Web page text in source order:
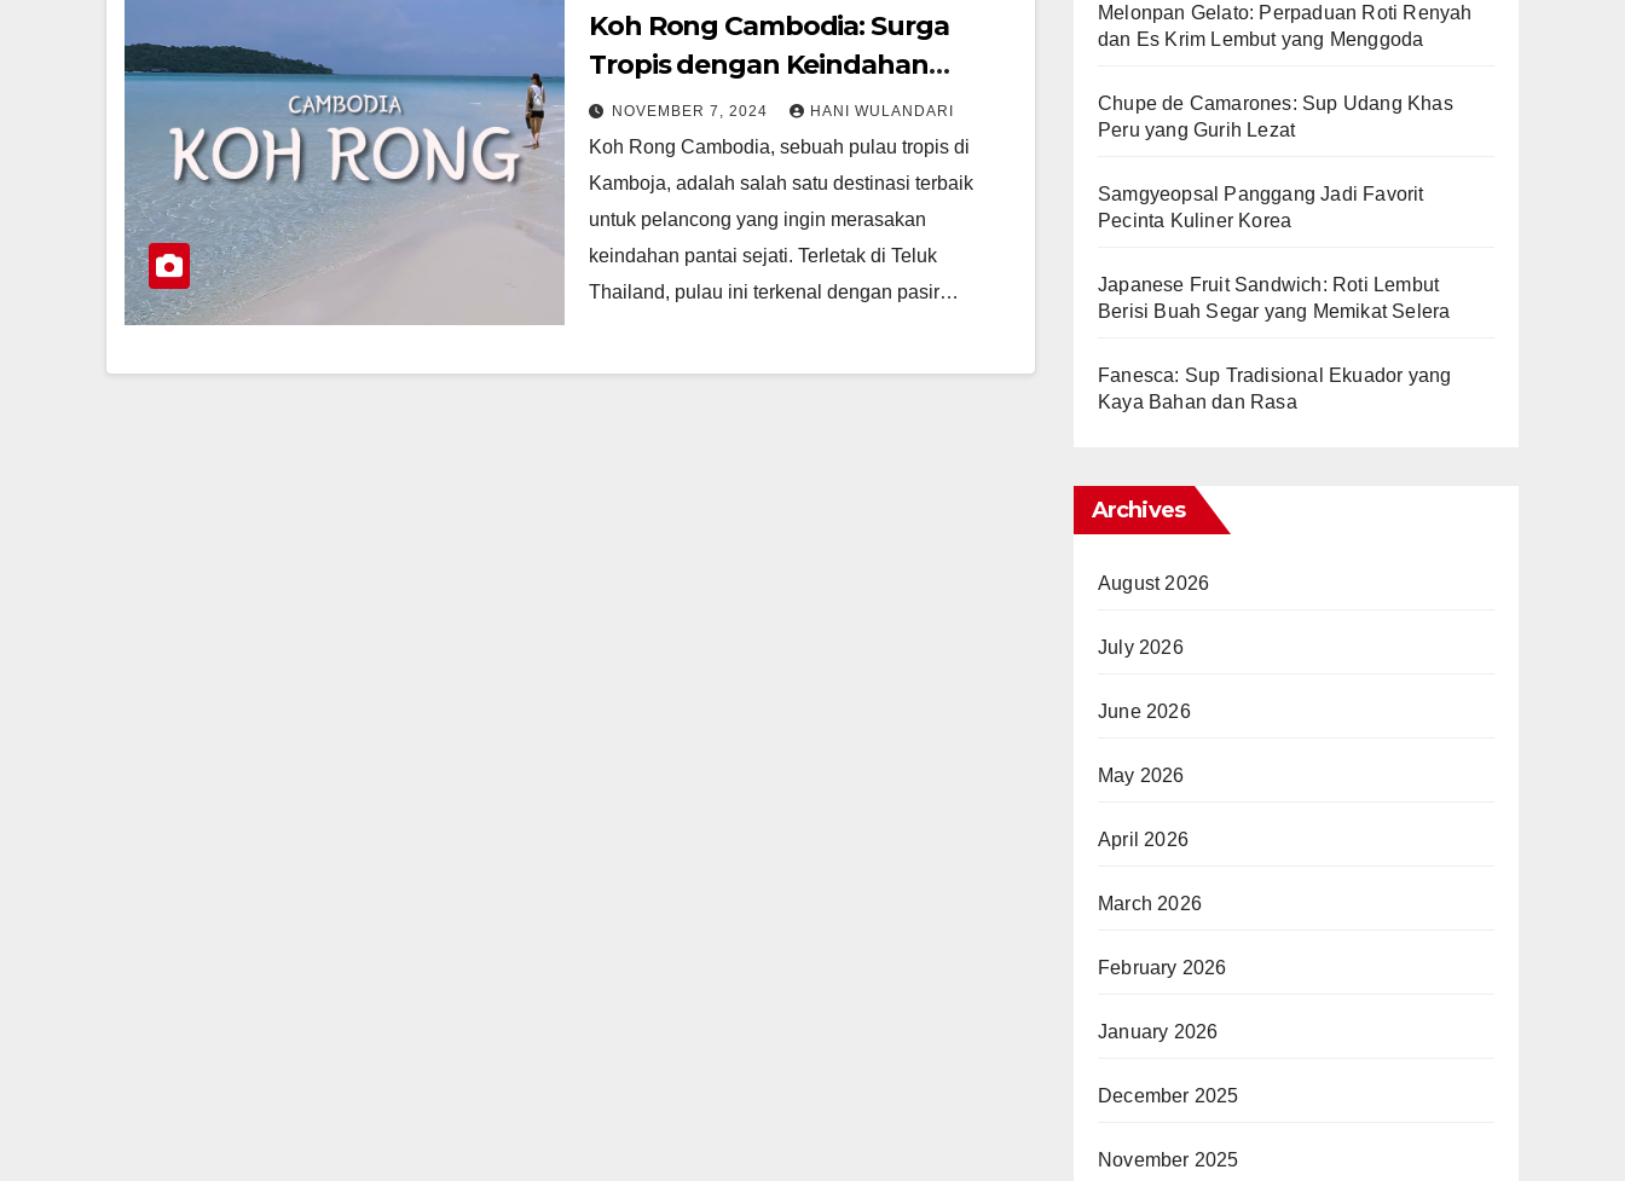
Koh Rong Cambodia: Surga
Tropis dengan Keindahan
Pantai yang Memesona
NOVEMBER 7, 2024 HANI WULANDARI
Koh Rong Cambodia, sebuah pulau tropis di
Kamboja, adalah salah satu destinasi terbaik
untuk pelancong yang ingin merasakan
keindahan pantai sejati. Terletak di Teluk
Thailand, pulau ini terkenal dengan pasir…
Melonpan Gelato: Perpaduan Roti Renyah
dan Es Krim Lembut yang Menggoda
Chupe de Camarones: Sup Udang Khas
Peru yang Gurih Lezat
Samgyeopsal Panggang Jadi Favorit
Pecinta Kuliner Korea
Japanese Fruit Sandwich: Roti Lembut
Berisi Buah Segar yang Memikat Selera
Fanesca: Sup Tradisional Ekuador yang
Kaya Bahan dan Rasa
Archives
August 2026
July 2026
June 2026
May 2026
April 2026
March 2026
February 2026
January 2026
December 2025
November 2025